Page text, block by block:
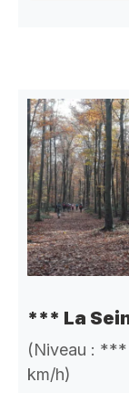
*** La
(Niveau : ***
km/h)